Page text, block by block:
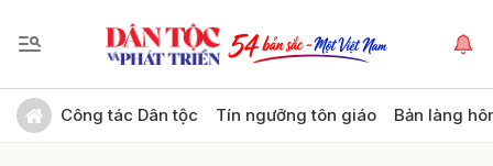
Công tác Dân tộc Tín ngưỡng tôn giáo Bản làng
Gửi bình luận